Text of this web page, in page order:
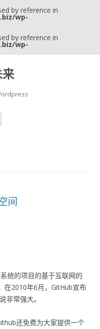
by reference in
wp-
by reference in
wp-
间
统的项目的基于互联网的
在2010年6月，GitHub宣布
非常强大。
还免费为大家提供一个